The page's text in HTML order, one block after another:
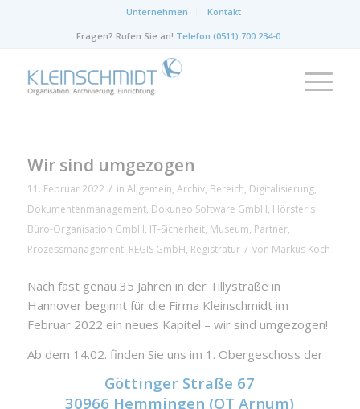
Unternehmen
Kontakt
Fragen? Rufen Sie an! Telefon (0511) 700 234-0.
Wir sind umgezogen
11. Februar 2022 / in Allgemein, Archiv, Bereich, Digitalisierung,
Dokumentenmanagement, Dokuneo Software GmbH, Hörster's
Büro-Organisation GmbH, IT-Sicherheit, Museum, Partner,
Prozessmanagement, REGIS GmbH, Registratur / von Markus Koch
Nach fast genau 35 Jahren in der Tillystraße in
Hannover beginnt für die Firma Kleinschmidt im
Februar 2022 ein neues Kapitel – wir sind umgezogen!
Ab dem 14.02. finden Sie uns im 1. Obergeschoss der
Göttinger Straße 67
30966 Hemmingen (OT Arnum)